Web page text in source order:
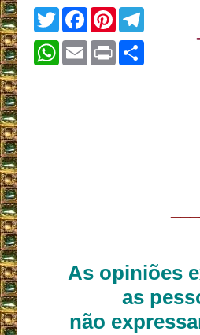
TwitterFacebook
Pinterest
WhatsApp
EmailPrint
As opiniões
as
não